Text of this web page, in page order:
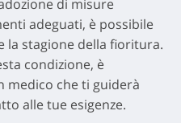
di misure
adeguati, è possibile
la stagione della fioritura.
condizione, è
medico che ti guiderà
alle tue esigenze.